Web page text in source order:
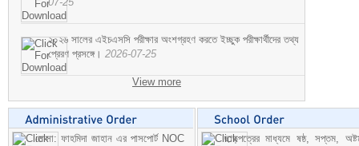
২০২৬ সালের এইচএসসি পরীক্ষার অংশগ্রহণ করতে ইচ্ছুক পরীক্ষার্থীদের তথ্য
প্রেরণ প্রসঙ্গে। 2026-07-25
View more
মোসা: ফাহমিদা জাহান এর পাসপোর্ট NOC
ছাড়পত্রের মাধ্যমে ষষ্ঠ, সপ্তম,